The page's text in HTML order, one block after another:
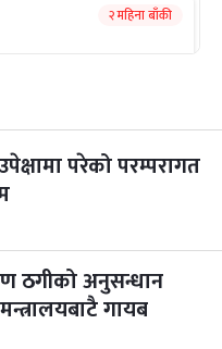
२ महिना बाँकी
२ महिना बाँकी
२ महिना बाँकी
परेको परम्परागत
ठगीको अनुसन्धान
गायब